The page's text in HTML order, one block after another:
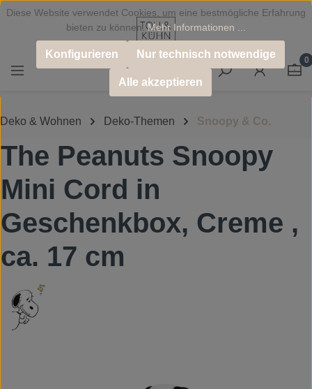
Zum Hauptinhalt springen
0
Deko & Wohnen Deko-Themen Snoopy & Co.
The Peanuts Snoopy
Mini Cord in
Geschenkbox, Creme ,
ca. 17 cm
Diese Website verwendet Cookies, um eine bestmögliche Erfahrung
bieten zu können.Mehr Informationen ...
Nur technisch notwendige
Konfigurieren
Alle akzeptieren